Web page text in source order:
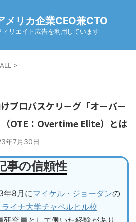
メリカ企業CEO兼CTO
リエイト広告を利用しています
>
プロバスケリーグ「オーバー
（OTE：Overtime Elite）とは
年7月30日
事の信頼性
年8月にマイケル・ジョーダンの
ライナ大学チャペルヒル校
研究員として働いた経験があり，